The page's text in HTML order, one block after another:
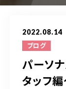
2022.08.14
ブログ
パーソ
タッフ